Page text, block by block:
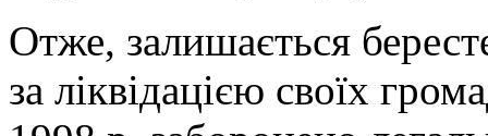
Отже, залишається
за ліквідацією своїх